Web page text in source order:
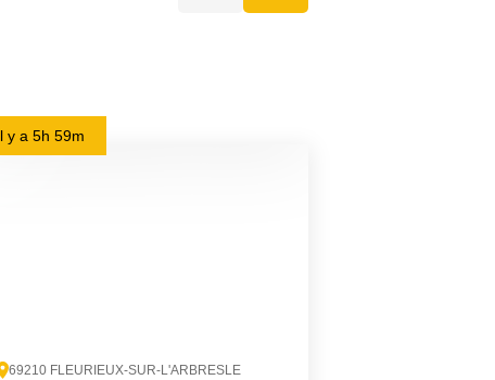
y a5h 59m
69210 FLEURIEUX-SUR-L'ARBRESLE